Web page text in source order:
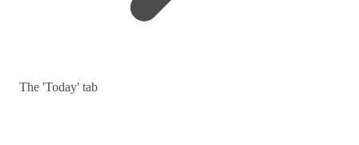
The 'Today' tab